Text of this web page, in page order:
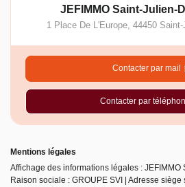
JEFIMMO Saint-Julien-
1 Place De L'Europe, 44450
Contacter par mail
Contacter par
Mentions légales
Affichage des informations légales : JEFIMMO
Raison sociale : GROUPE SVI | Adresse